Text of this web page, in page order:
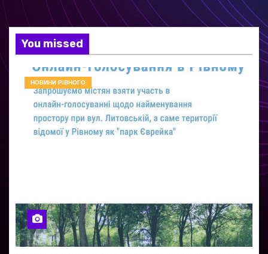
You missed
НОВИНИ РІВНОГО